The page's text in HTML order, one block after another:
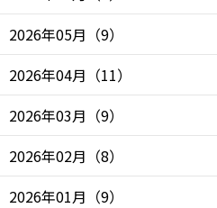
2026年05月 （9）
2026年04月 （11）
2026年03月 （9）
2026年02月 （8）
2026年01月 （9）